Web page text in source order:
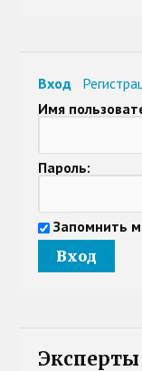
Вход
Имя
Пароль:
Запомнить